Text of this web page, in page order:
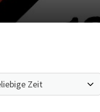
Downloads
Termine